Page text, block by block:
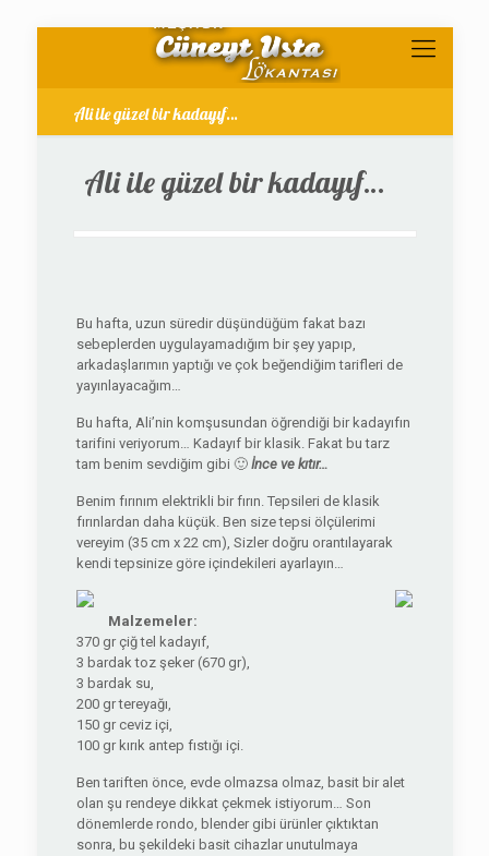
Ali ile güzel bir kadayıf…
Ali ile güzel bir kadayıf…
Bu hafta, uzun süredir düşündüğüm fakat bazı
sebeplerden uygulayamadığım bir şey yapıp,
arkadaşlarımın yaptığı ve çok beğendiğim tarifleri de
yayınlayacağım…
Bu hafta, Ali’nin komşusundan öğrendiği bir kadayıfın
tarifini veriyorum… Kadayıf bir klasik. Fakat bu tarz
tam benim sevdiğim gibi 🙂 İnce ve kıtır…
Benim fırınım elektrikli bir fırın. Tepsileri de klasik
fırınlardan daha küçük. Ben size tepsi ölçülerimi
vereyim (35 cm x 22 cm), Sizler doğru orantılayarak
kendi tepsinize göre içindekileri ayarlayın…
Malzemeler:
370 gr çiğ tel kadayıf,
3 bardak toz şeker (670 gr),
3 bardak su,
200 gr tereyağı,
150 gr ceviz içi,
100 gr kırık antep fıstığı içi.
Ben tariften önce, evde olmazsa olmaz, basit bir alet
olan şu rendeye dikkat çekmek istiyorum… Son
dönemlerde rondo, blender gibi ürünler çıktıktan
sonra, bu şekildeki basit cihazlar unutulmaya